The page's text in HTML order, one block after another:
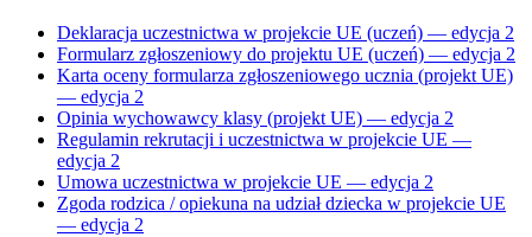
Deklaracja uczestnictwa w projekcie UE (uczeń) — edycja 2
Formularz zgłoszeniowy do projektu UE (uczeń) — edycja 2
Karta oceny formularza zgłoszeniowego ucznia (projekt UE)
— edycja 2
Opinia wychowawcy klasy (projekt UE) — edycja 2
Regulamin rekrutacji i uczestnictwa w projekcie UE —
edycja 2
Umowa uczestnictwa w projekcie UE — edycja 2
Zgoda rodzica / opiekuna na udział dziecka w projekcie UE
— edycja 2